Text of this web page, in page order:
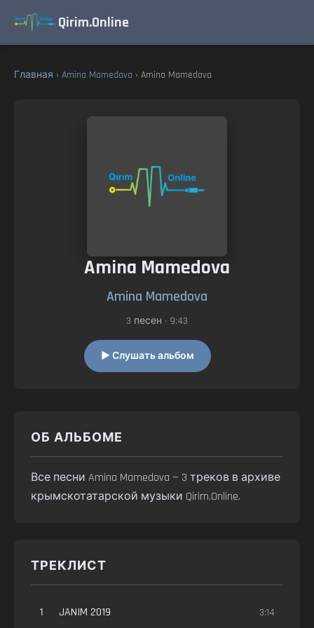
Qirim.Online
Главная › Amina Mamedova › Amina Mamedova
Amina Mamedova
Amina Mamedova
3 песен • 9:43
▶ Слушать альбом
ОБ АЛЬБОМЕ
Все песни Amina Mamedova — 3 треков в архиве
крымскотатарской музыки Qirim.Online.
ТРЕКЛИСТ
1 JANIM 2019 3:14